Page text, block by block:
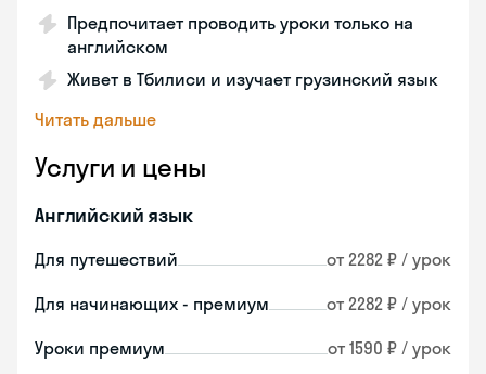
Предпочитает проводить уроки только на
английском
Живет в Тбилиси и изучает грузинский язык
Читать дальше
Услуги и цены
Английский язык
Для путешествий от 2282 ₽ / урок
Для начинающих - премиум от 2282 ₽ / урок
Уроки премиум от 1590 ₽ / урок